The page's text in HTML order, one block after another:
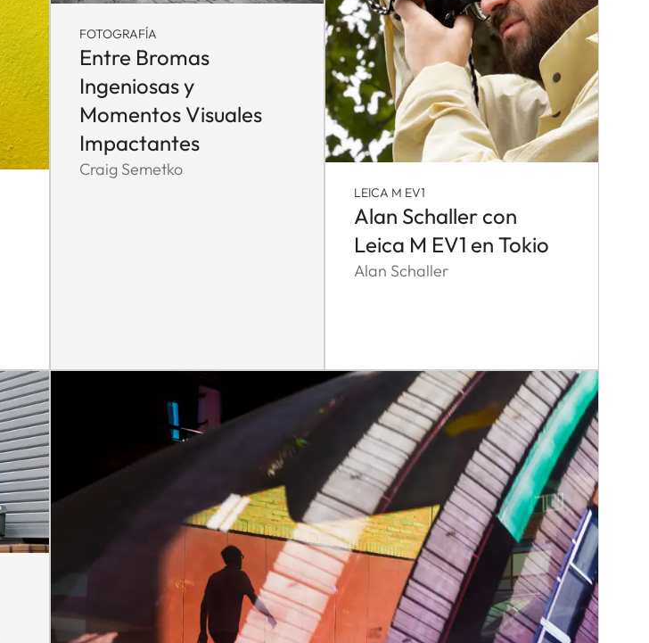
FOTOGRAFÍA
Entre Bromas
Ingeniosas y
Momentos Visuales
Impactantes
Craig Semetko
LEICA M EV1
Alan Schaller con
Leica M EV1 en Tokio
Alan Schaller